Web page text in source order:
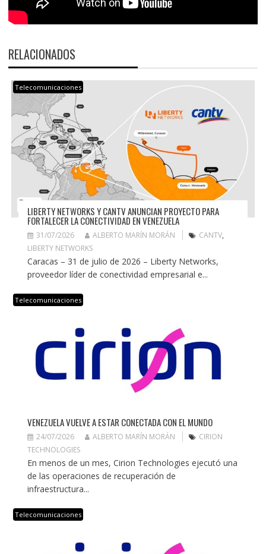
RELACIONADOS
Telecomunicaciones
LIBERTY NETWORKS Y CANTV ANUNCIAN PROYECTO PARA
FORTALECER LA CONECTIVIDAD EN VENEZUELA
31/07/2026 ALBERTO MARÍN MORÁN CANTV,
LIBERTY NETWORKS
Caracas – 31 de julio de 2026 – Liberty Networks,
proveedor líder de conectividad empresarial e...
Telecomunicaciones
VENEZUELA VUELVE A ESTAR CONECTADA CON EL MUNDO
24/07/2026 ALBERTO MARÍN MORÁN
CIRION
TECHNOLOGIES
En menos de un mes, Cirion Technologies ejecutó una
de las operaciones de recuperación de
infraestructura...
Telecomunicaciones